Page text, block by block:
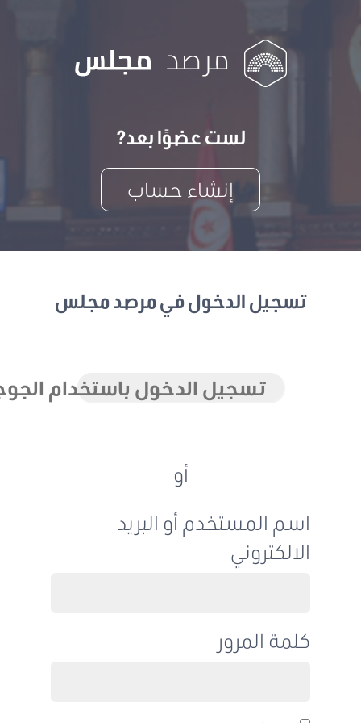
لست عضوًا بعد?
إنشاء حساب
تسجيل الدخول في مرصد مجلس
تسجيل الدخول باستخدام الجوجل
اسم المستخدم أو البريد
الالكتروني
كلمة المرور